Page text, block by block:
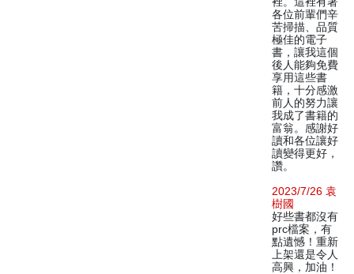
各位前輩們辛
苦掃描、品質
極佳的電子
書，讓我這個
後人能夠免費
享用這些書
籍，十分感激
前人的努力讓
我成了書籍的
富翁。感謝好
讀和各位讓好
讀變得更好，
讚。
2023/7/26 袁
樹國
好些書都沒有
prc檔案，有
點遺憾！重新
上架還是令人
高興，加油！